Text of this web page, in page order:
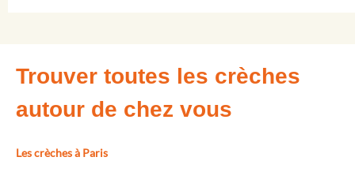
Trouver toutes les crèches
autour de chez vous
Les crèches à Paris